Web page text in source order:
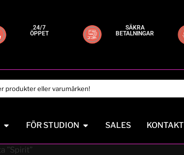
24/7
ÖPPET
SÄKRA
BETALNINGAR
FÖR STUDION SALES KONTAKT
”Spirit”